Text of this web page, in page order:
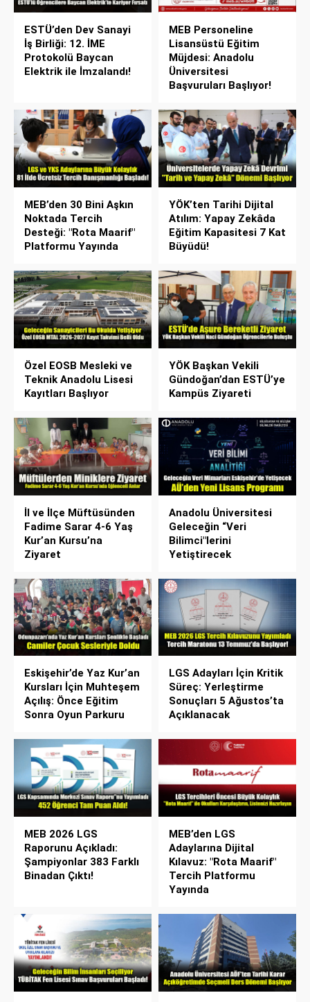
ESTÜ’den Dev Sanayi
İş Birliği: 12. İME
Protokolü Baycan
Elektrik ile İmzalandı!
MEB Personeline
Lisansüstü Eğitim
Müjdesi: Anadolu
Üniversitesi
Başvuruları Başlıyor!
MEB’den 30 Bini Aşkın
Noktada Tercih
Desteği: "Rota Maarif"
Platformu Yayında
YÖK’ten Tarihi Dijital
Atılım: Yapay Zekâda
Eğitim Kapasitesi 7 Kat
Büyüdü!
Özel EOSB Mesleki ve
Teknik Anadolu Lisesi
Kayıtları Başlıyor
YÖK Başkan Vekili
Gündoğan’dan ESTÜ’ye
Kampüs Ziyareti
İl ve İlçe Müftüsünden
Fadime Sarar 4-6 Yaş
Kur’an Kursu’na
Ziyaret
Anadolu Üniversitesi
Geleceğin “Veri
Bilimci"lerini
Yetiştirecek
Eskişehir’de Yaz Kur’an
Kursları İçin Muhteşem
Açılış: Önce Eğitim
Sonra Oyun Parkuru
LGS Adayları İçin Kritik
Süreç: Yerleştirme
Sonuçları 5 Ağustos’ta
Açıklanacak
MEB 2026 LGS
Raporunu Açıkladı:
Şampiyonlar 383 Farklı
Binadan Çıktı!
MEB’den LGS
Adaylarına Dijital
Kılavuz: "Rota Maarif"
Tercih Platformu
Yayında